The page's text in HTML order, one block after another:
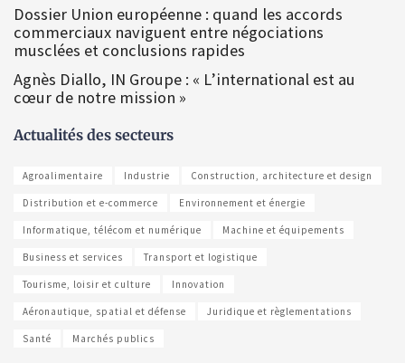
Dossier Union européenne : quand les accords
commerciaux naviguent entre négociations
musclées et conclusions rapides
Agnès Diallo, IN Groupe : « L’international est au
cœur de notre mission »
Actualités des secteurs
Agroalimentaire Industrie Construction, architecture et design
Distribution et e-commerce Environnement et énergie
Informatique, télécom et numérique Machine et équipements
Business et services Transport et logistique
Tourisme, loisir et culture Innovation
Aéronautique, spatial et défense Juridique et règlementations
Santé Marchés publics